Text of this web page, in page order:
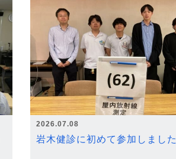
2026.07.08
岩木健診に初めて参加しました